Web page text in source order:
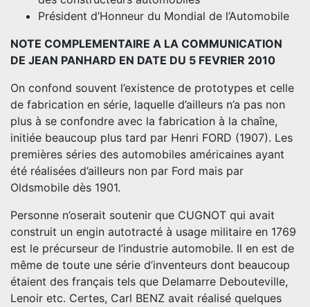
Président d’Honneur du Mondial de l’Automobile
NOTE COMPLEMENTAIRE A LA COMMUNICATION
DE JEAN PANHARD EN DATE DU 5 FEVRIER 2010
On confond souvent l’existence de prototypes et celle
de fabrication en série, laquelle d’ailleurs n’a pas non
plus à se confondre avec la fabrication à la chaîne,
initiée beaucoup plus tard par Henri FORD (1907). Les
premières séries des automobiles américaines ayant
été réalisées d’ailleurs non par Ford mais par
Oldsmobile dès 1901.
Personne n’oserait soutenir que CUGNOT qui avait
construit un engin autotracté à usage militaire en 1769
est le précurseur de l’industrie automobile. Il en est de
même de toute une série d’inventeurs dont beaucoup
étaient des français tels que Delamarre Debouteville,
Lenoir etc. Certes, Carl BENZ avait réalisé quelques